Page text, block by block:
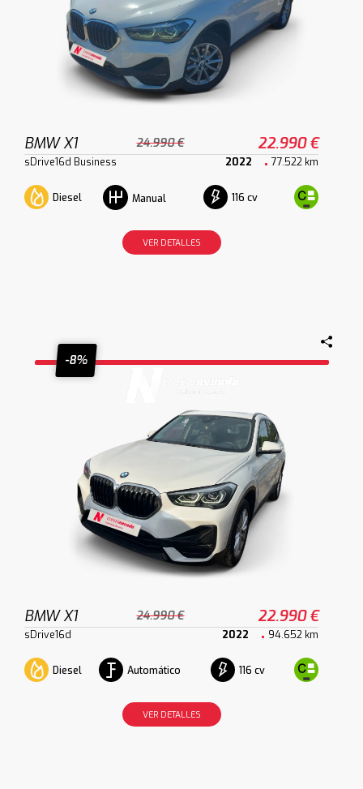
BMW X1 24.990 € 22.990 €
sDrive16d Business 2022 77.522 km
Diesel Manual 116 cv
VER DETALLES
-8%
BMW X1 24.990 € 22.990 €
sDrive16d 2022 94.652 km
Diesel Automático 116 cv
VER DETALLES